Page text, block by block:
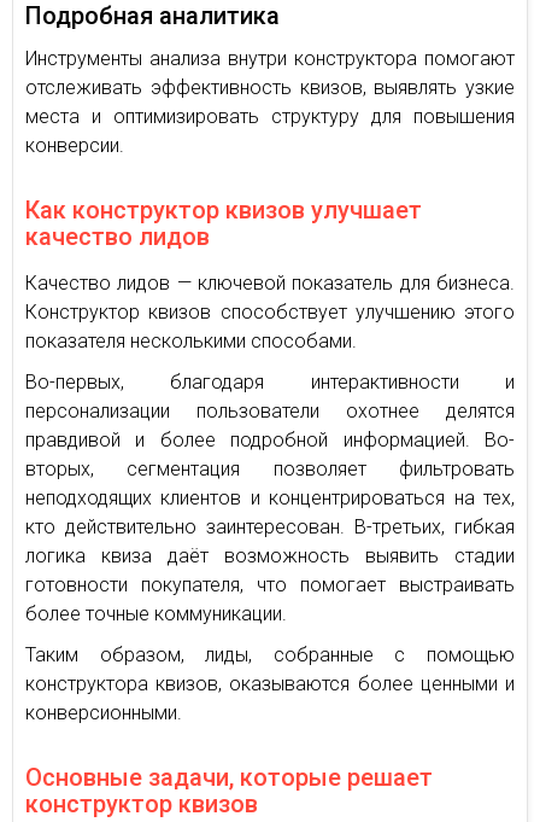
Подробная аналитика
Инструменты анализа внутри конструктора помогают
отслеживать эффективность квизов, выявлять узкие
места и оптимизировать структуру для повышения
конверсии.
Как конструктор квизов улучшает
качество лидов
Качество лидов — ключевой показатель для бизнеса.
Конструктор квизов способствует улучшению этого
показателя несколькими способами.
Во-первых, благодаря интерактивности и
персонализации пользователи охотнее делятся
правдивой и более подробной информацией. Во-
вторых, сегментация позволяет фильтровать
неподходящих клиентов и концентрироваться на тех,
кто действительно заинтересован. В-третьих, гибкая
логика квиза даёт возможность выявить стадии
готовности покупателя, что помогает выстраивать
более точные коммуникации.
Таким образом, лиды, собранные с помощью
конструктора квизов, оказываются более ценными и
конверсионными.
Основные задачи, которые решает
конструктор квизов